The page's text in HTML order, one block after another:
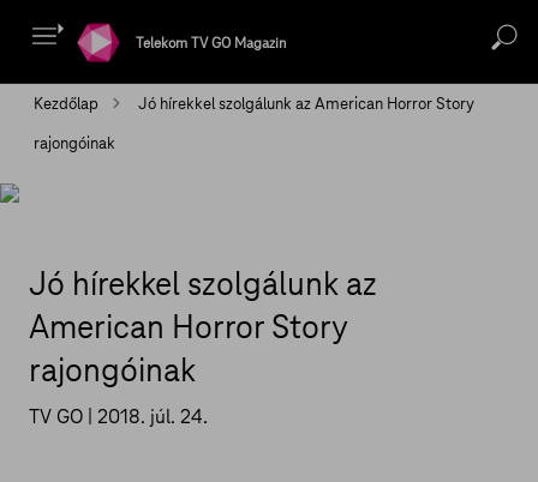
Telekom TV GO Magazin
Kezdőlap
Jó hírekkel szolgálunk az American Horror Story
rajongóinak
Jó hírekkel szolgálunk az
American Horror Story
rajongóinak
TV GO | 2018. júl. 24.